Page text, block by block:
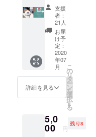
イズ：
360 ×
370 ×
110
(mm) 持
ち手：
25 ×
470
(mm) 内
容量：
10リッ
リアル
ナン
バー120
番ま
で！】
クラ
ファン
限定で
SNS上
で拡散
してい
ただい
み【500
円引
き】か
つ こち
支援
者：
21人
お届
け予
定：
2020
年07
月
詳細を見る
こ
の
リ
タ
ー
ン
を
選
択
す
る
5,0
00 円
残り8